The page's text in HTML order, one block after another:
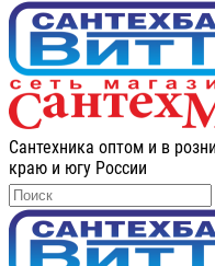
Сантехника оптом и в
краю и югу России